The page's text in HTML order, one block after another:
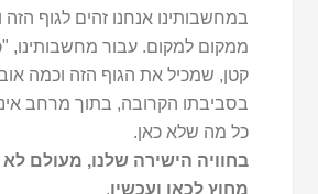
במחשבותינו אנחנו זהים לגוף הזה
ממקום למקום. עבור מחשבותינו,
קטן, שמכיל את הגוף הזה וכמה
בסביבתו הקרובה, בתוך מרחב
כל מה שלא כאן.
בחוויה הישירה שלנו, מעולם לא
מחוץ לכאן ועכשיו.